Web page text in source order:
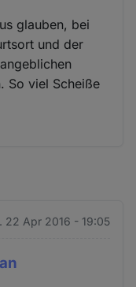
glauben, bei
und der
So viel Scheiße
22 Apr 2016 - 19:05